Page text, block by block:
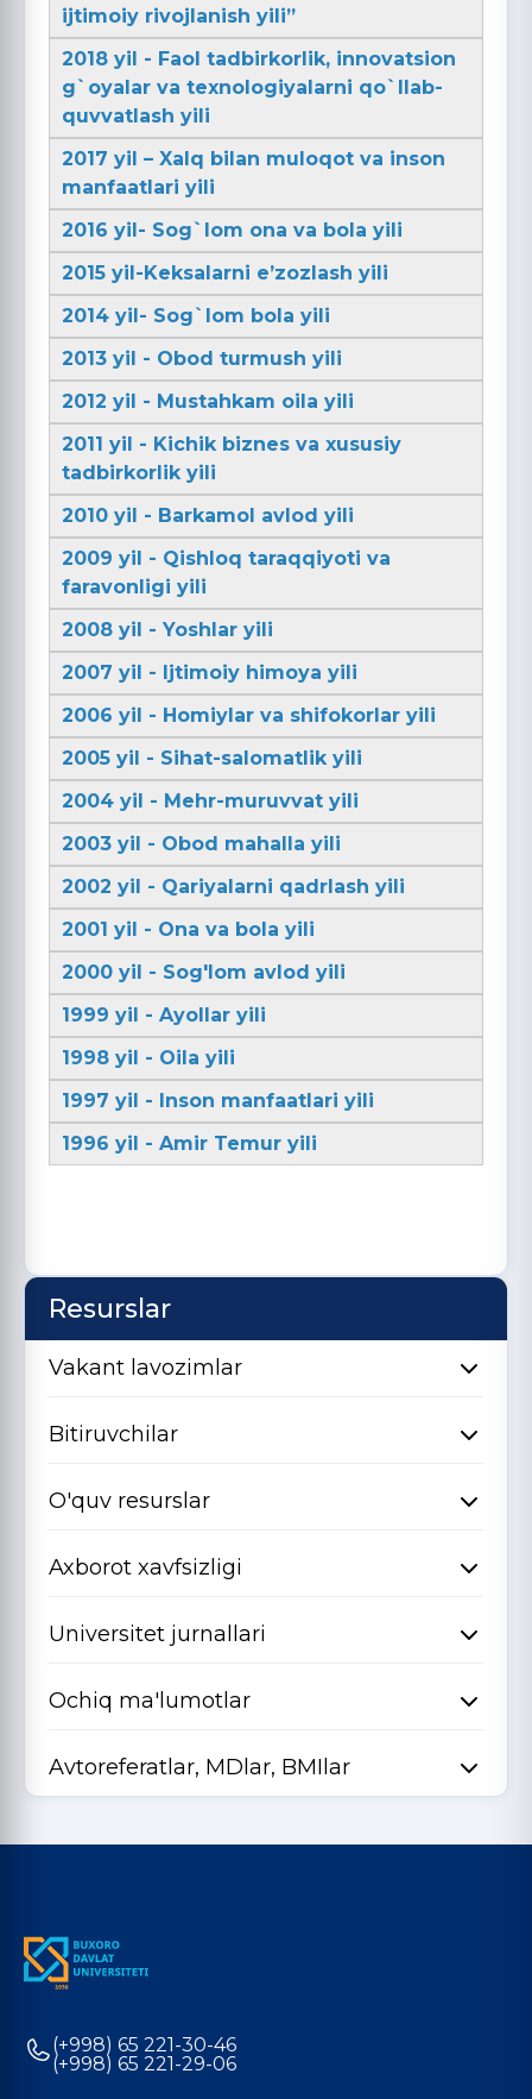
ijtimoiy rivojlanish yili”
2018 yil - Faol tadbirkorlik, innovatsion
g`oyalar va texnologiyalarni qo`llab-
quvvatlash yili
2017 yil – Xalq bilan muloqot va inson
manfaatlari yili
2016 yil- Sog`lom ona va bola yili
2015 yil-Keksalarni e’zozlash yili
2014 yil- Sog`lom bola yili
2013 yil - Obod turmush yili
2012 yil - Mustahkam oila yili
2011 yil - Kichik biznes va xususiy
tadbirkorlik yili
2010 yil - Barkamol avlod yili
2009 yil - Qishloq taraqqiyoti va
faravonligi yili
2008 yil - Yoshlar yili
2007 yil - Ijtimoiy himoya yili
2006 yil - Homiylar va shifokorlar yili
2005 yil - Sihat-salomatlik yili
2004 yil - Mehr-muruvvat yili
2003 yil - Obod mahalla yili
2002 yil - Qariyalarni qadrlash yili
2001 yil - Ona va bola yili
2000 yil - Sog'lom avlod yili
1999 yil - Ayollar yili
1998 yil - Oila yili
1997 yil - Inson manfaatlari yili
1996 yil - Amir Temur yili
Resurslar
Vakant lavozimlar
Bitiruvchilar
O'quv resurslar
Axborot xavfsizligi
Universitet jurnallari
Ochiq ma'lumotlar
Avtoreferatlar, MDlar, BMIlar
(+998) 65 221-30-46
(+998) 65 221-29-06